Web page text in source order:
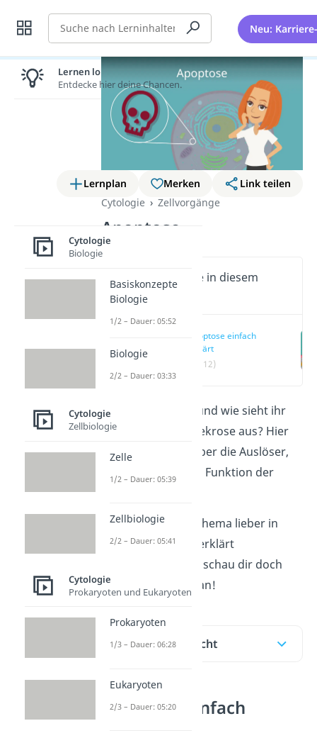
Suche Neu:
Lernplan Merken
Link teilen
Cytologie
Zellvorgänge
Apoptose
Wichtige Inhalte in diesem
Video
Apoptose einfach
erklärt
(00:12)
Was ist Apoptose und wie sieht ihr
Unterschied zur Nekrose aus? Hier
erfährst du alles über die Auslöser,
den Ablauf und die Funktion der
Du möchtest das Thema lieber in
wenigen Minuten erklärt
bekommen? Dann schau dir doch
unser
Video dazu an!
Inhaltsübersicht
Apoptose einfach
Lernen lohnt sich!
Entdecke hier deine Chancen.
Cytologie
Biologie
Basiskonzepte
Biologie
1/2 – Dauer: 05:52
Biologie
2/2 – Dauer: 03:33
Cytologie
Zellbiologie
Zelle
1/2 – Dauer: 05:39
Zellbiologie
2/2 – Dauer: 05:41
Cytologie
Prokaryoten und Eukaryoten
Prokaryoten
1/3 – Dauer: 06:28
Eukaryoten
2/3 – Dauer: 05:20